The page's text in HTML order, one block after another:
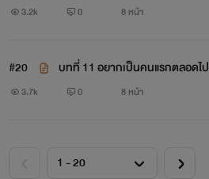
3.2k 0 8 หน้า
#20 บทที่ 11 อยากเป็นคนแรกตลอดไป
3.7k 0 8 หน้า